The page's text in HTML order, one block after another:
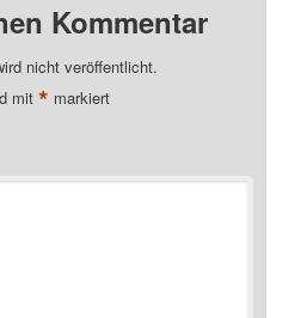
Kommentar
nicht veröffentlicht.
mit* markiert